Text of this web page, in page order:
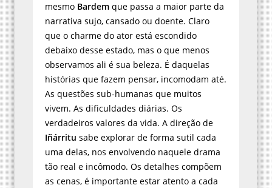
mesmo Bardem que passa a maior parte da
narrativa sujo, cansado ou doente. Claro
que o charme do ator está escondido
debaixo desse estado, mas o que menos
observamos ali é sua beleza. É daquelas
histórias que fazem pensar, incomodam até.
As questões sub-humanas que muitos
vivem. As dificuldades diárias. Os
verdadeiros valores da vida. A direção de
Iñárritu sabe explorar de forma sutil cada
uma delas, nos envolvendo naquele drama
tão real e incômodo. Os detalhes compõem
as cenas, é importante estar atento a cada